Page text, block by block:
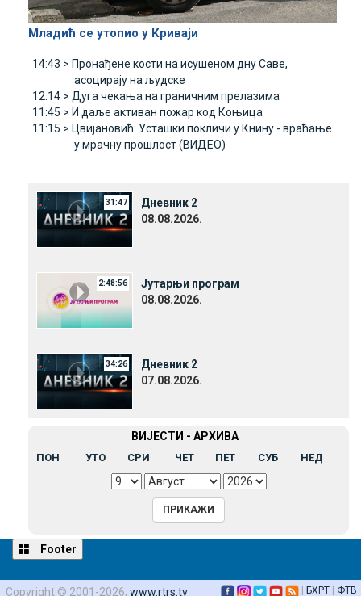
Младић се утопио у Криваји
14:43 > Пронађене кости на исушеном дну Саве,
асоцирају на људске
12:14 > Дуга чекања на граничним прелазима
11:45 > И даље активан пожар код Коњица
11:15 > Цвијановић: Усташки покличи у Книну - враћање
у мрачну прошлост (ВИДЕО)
31:47
Дневник 2
08.08.2026.
2:48:56
Јутарњи програм
08.08.2026.
34:26
Дневник 2
07.08.2026.
ВИЈЕСТИ - АРХИВА
ПОН УТО СРИ ЧЕТ ПЕТ СУБ НЕД
Footer
Copyright © 2001-2026, www.rtrs.tv БХРТ ФТВ